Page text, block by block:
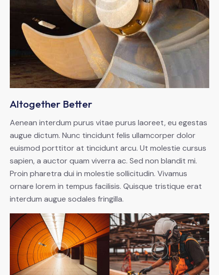
Altogether Better
Aenean interdum purus vitae purus laoreet, eu egestas
augue dictum. Nunc tincidunt felis ullamcorper dolor
euismod porttitor at tincidunt arcu. Ut molestie cursus
sapien, a auctor quam viverra ac. Sed non blandit mi.
Proin pharetra dui in molestie sollicitudin. Vivamus
ornare lorem in tempus facilisis. Quisque tristique erat
interdum augue sodales fringilla.